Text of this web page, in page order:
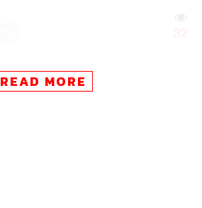
ABOUT THE AUTHOR
READ MORE